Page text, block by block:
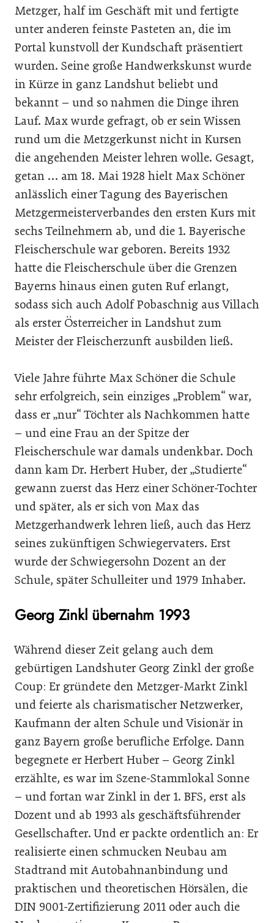
Metzger, half im Geschäft mit und fertigte
unter anderen feinste Pas­teten an, die im
Portal kunstvoll der Kundschaft präsentiert
wurden. Seine große Handwerkskunst wurde
in Kürze in ganz Landshut beliebt und
bekannt – und so nahmen die Dinge ihren
Lauf. Max wurde gefragt, ob er sein Wissen
rund um die Metzgerkunst nicht in Kursen
die angehenden Meis­ter lehren wolle. Gesagt,
getan … am 18. Mai 1928 hielt Max Schöner
anlässlich einer Tagung des Bayerischen
Metzgermeisterverbandes den ersten Kurs mit
sechs Teilnehmern ab, und die 1. Bayerische
Fleischerschule war geboren. Bereits 1932
hatte die Fleischerschule über die Grenzen
Bayerns hinaus einen guten Ruf erlangt,
sodass sich auch Adolf ­Pobaschnig aus Villach
als erster Österreicher in Landshut zum
Meister der Fleischerzunft ausbilden ließ.
Viele Jahre führte Max Schöner die Schule
sehr erfolgreich, sein einziges „Problem“ war,
dass er „nur“ Töchter als Nachkommen hatte
– und eine Frau an der Spitze der
Fleischerschule war damals undenkbar. Doch
dann kam Dr. Herbert Huber, der „Studierte“
gewann zuerst das Herz einer Schöner-Tochter
und später, als er sich von Max das
Metzgerhandwerk lehren ließ, auch das Herz
seines zukünftigen Schwiegervaters. Erst
wurde der Schwiegersohn Dozent an der
Schule, später Schulleiter und 1979 Inhaber.
Georg Zinkl übernahm 1993
Während dieser Zeit gelang auch dem
gebürtigen Landshuter Georg Zinkl der große
Coup: Er gründete den Metzger-Markt Zinkl
und feierte als charismatischer Netzwerker,
Kaufmann der alten Schule und Visionär in
ganz Bayern große berufliche Erfolge. Dann
begegnete er Herbert ­Huber – Georg Zinkl
erzählte, es war im Szene-Stammlokal Sonne
– und fortan war Zinkl in der 1. BFS, erst als
Dozent und ab 1993 als geschäftsführender
Gesellschafter. Und er packte ordentlich an: Er
realisierte einen schmucken Neubau am
Stadtrand mit Autobahnanbindung und
praktischen und theoretischen Hörsälen, die
DIN 9001-Zertifizierung 2011 oder auch die